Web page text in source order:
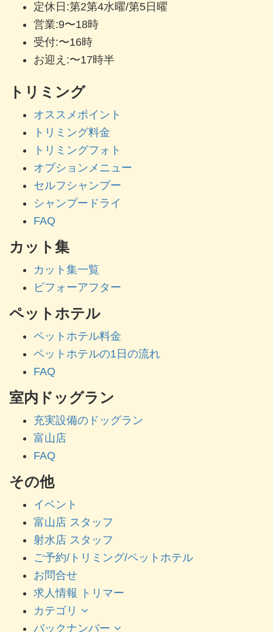
定休日:第2第4水曜/第5日曜
営業:9〜18時
受付:〜16時
お迎え:〜17時半
トリミング
オススメポイント
トリミング料金
トリミングフォト
オプションメニュー
セルフシャンプー
シャンプードライ
FAQ
カット集
カット集一覧
ビフォーアフター
ペットホテル
ペットホテル料金
ペットホテルの1日の流れ
FAQ
室内ドッグラン
充実設備のドッグラン
富山店
FAQ
その他
イベント
富山店 スタッフ
射水店 スタッフ
ご予約/トリミング/ペットホテル
お問合せ
求人情報 トリマー
カテゴリ
バックナンバー